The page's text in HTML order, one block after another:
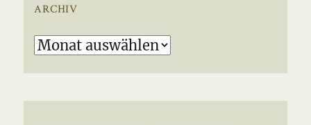
ARCHIV
Archiv